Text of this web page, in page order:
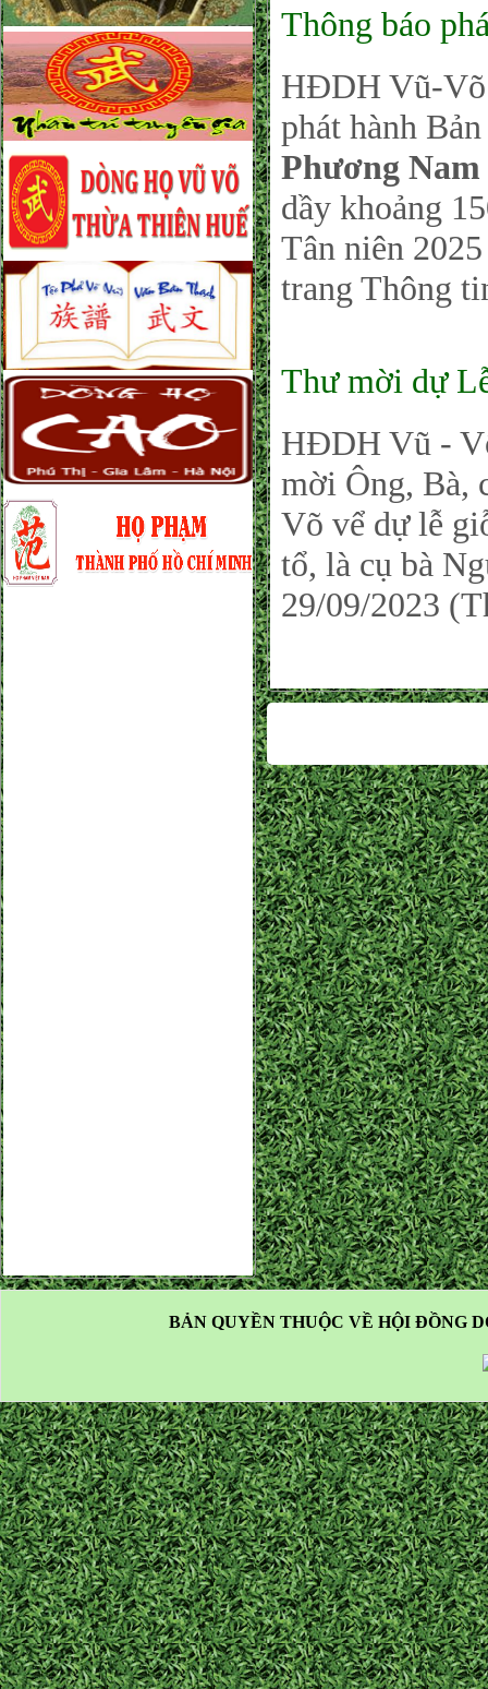
Thông báo
HĐDH Vũ-Võ
phát hành
Phương Nam
dầy khoảng
Tân niên
trang Thông
Thư mời dự
HĐDH Vũ -
mời Ông, Bà,
Võ vể dự lễ
tổ, là cụ bà
29/09/2023
BẢN QUYỀN THUỘC VỀ HỘI ĐỒNG